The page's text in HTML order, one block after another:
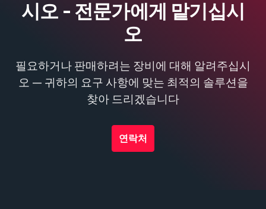
시오 - 전문가에게 맡기십시
오
필요하거나 판매하려는 장비에 대해 알려주십시
오 — 귀하의 요구 사항에 맞는 최적의 솔루션을
찾아 드리겠습니다
연락처